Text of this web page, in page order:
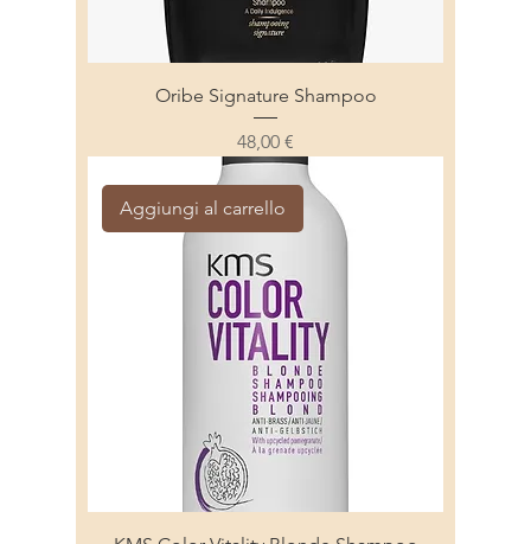
Oribe Signature Shampoo
Prezzo
48,00 €
Aggiungi al carrello